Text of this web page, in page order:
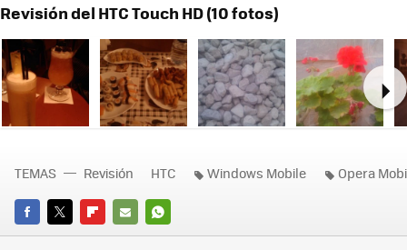
Revisión del HTC Touch HD (10 fotos)
FACEBOOK
TWITTERFLIPBOARD
E-
WHATSAPP
TEMAS Revisión HTC Windows Mobile Opera